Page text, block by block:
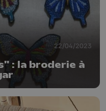
22/04/2023
: la broderie à